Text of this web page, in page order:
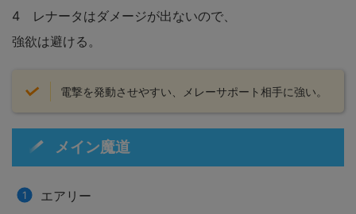
4 レナータはダメージが出ないので、
強欲は避ける。
電撃を発動させやすい、メレーサポート相手に強い。
メイン魔道
エアリー